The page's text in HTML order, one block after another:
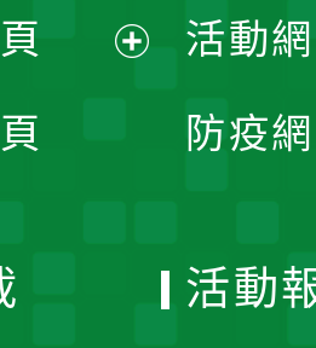
單
選
開
活動
防疫
活動